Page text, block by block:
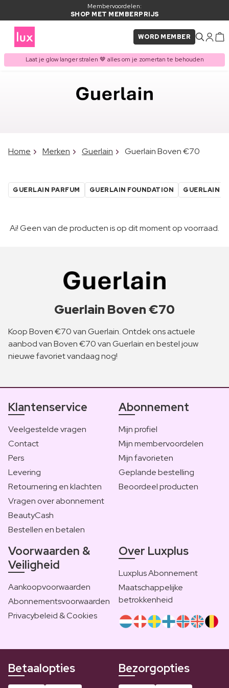
Membervoordelen:
SHOP MET MEMBERPRIJS
WORD MEMBER
Laat je glow langer stralen 🤎 alles om je zomertan te behouden
Home Merken Guerlain Guerlain Boven €70
GUERLAIN PARFUM GUERLAIN FOUNDATION GUERLAIN
Ai! Geen van de producten is op dit moment op voorraad.
Guerlain Boven €70
Koop Boven €70 van Guerlain. Ontdek ons actuele
aanbod van Boven €70 van Guerlain en bestel jouw
nieuwe favoriet vandaag nog!
Klantenservice
Veelgestelde vragen
Contact
Pers
Levering
Retournering en klachten
Vragen over abonnement
BeautyCash
Bestellen en betalen
Abonnement
Mijn profiel
Mijn membervoordelen
Mijn favorieten
Geplande bestelling
Beoordeel producten
Voorwaarden &
Veiligheid
Aankoopvoorwaarden
Abonnementsvoorwaarden
Privacybeleid & Cookies
Over Luxplus
Luxplus Abonnement
Maatschappelijke
betrokkenheid
Betaalopties Bezorgopties